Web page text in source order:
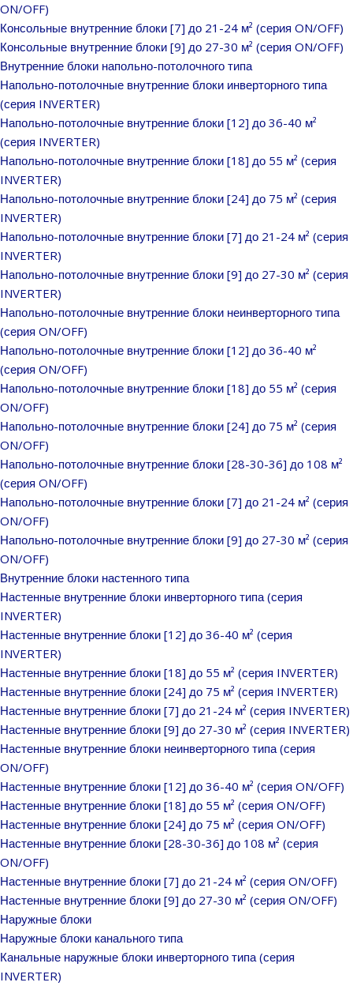
ON/OFF)
Консольные внутренние блоки [7] до 21-24 м² (серия ON/OFF)
Консольные внутренние блоки [9] до 27-30 м² (серия ON/OFF)
Внутренние блоки напольно-потолочного типа
Напольно-потолочные внутренние блоки инверторного типа
(серия INVERTER)
Напольно-потолочные внутренние блоки [12] до 36-40 м²
(серия INVERTER)
Напольно-потолочные внутренние блоки [18] до 55 м² (серия
INVERTER)
Напольно-потолочные внутренние блоки [24] до 75 м² (серия
INVERTER)
Напольно-потолочные внутренние блоки [7] до 21-24 м² (серия
INVERTER)
Напольно-потолочные внутренние блоки [9] до 27-30 м² (серия
INVERTER)
Напольно-потолочные внутренние блоки неинверторного типа
(серия ON/OFF)
Напольно-потолочные внутренние блоки [12] до 36-40 м²
(серия ON/OFF)
Напольно-потолочные внутренние блоки [18] до 55 м² (серия
ON/OFF)
Напольно-потолочные внутренние блоки [24] до 75 м² (серия
ON/OFF)
Напольно-потолочные внутренние блоки [28-30-36] до 108 м²
(серия ON/OFF)
Напольно-потолочные внутренние блоки [7] до 21-24 м² (серия
ON/OFF)
Напольно-потолочные внутренние блоки [9] до 27-30 м² (серия
ON/OFF)
Внутренние блоки настенного типа
Настенные внутренние блоки инверторного типа (серия
INVERTER)
Настенные внутренние блоки [12] до 36-40 м² (серия
INVERTER)
Настенные внутренние блоки [18] до 55 м² (серия INVERTER)
Настенные внутренние блоки [24] до 75 м² (серия INVERTER)
Настенные внутренние блоки [7] до 21-24 м² (серия INVERTER)
Настенные внутренние блоки [9] до 27-30 м² (серия INVERTER)
Настенные внутренние блоки неинверторного типа (серия
ON/OFF)
Настенные внутренние блоки [12] до 36-40 м² (серия ON/OFF)
Настенные внутренние блоки [18] до 55 м² (серия ON/OFF)
Настенные внутренние блоки [24] до 75 м² (серия ON/OFF)
Настенные внутренние блоки [28-30-36] до 108 м² (серия
ON/OFF)
Настенные внутренние блоки [7] до 21-24 м² (серия ON/OFF)
Настенные внутренние блоки [9] до 27-30 м² (серия ON/OFF)
Наружные блоки
Наружные блоки канального типа
Канальные наружные блоки инверторного типа (серия
INVERTER)